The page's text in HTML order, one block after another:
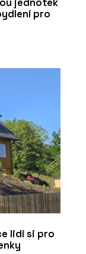
jednotek
pro
lidí si pro